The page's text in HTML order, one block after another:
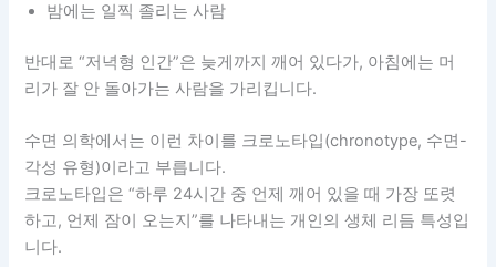
밤에는 일찍 졸리는 사람
반대로 “저녁형 인간”은 늦게까지 깨어 있다가, 아침에는 머
리가 잘 안 돌아가는 사람을 가리킵니다.
수면 의학에서는 이런 차이를 크로노타입(chronotype, 수면-
각성 유형)이라고 부릅니다.
크로노타입은 “하루 24시간 중 언제 깨어 있을 때 가장 또렷
하고, 언제 잠이 오는지”를 나타내는 개인의 생체 리듬 특성입
니다.